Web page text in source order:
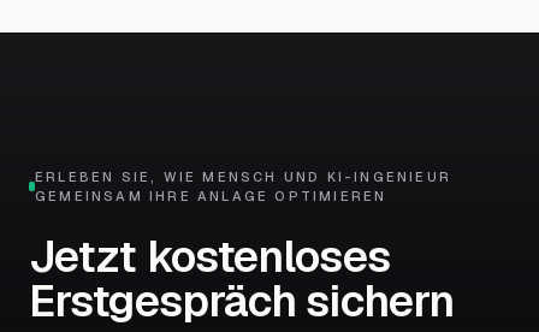
ERLEBEN SIE, WIE MENSCH UND KI-INGENIEUR
GEMEINSAM IHRE ANLAGE OPTIMIEREN
Jetzt kostenloses
Erstgespräch sichern